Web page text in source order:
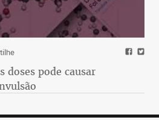
doses pode causar